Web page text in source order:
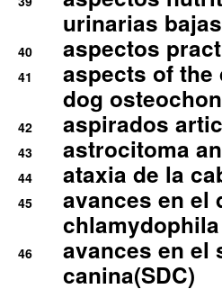
urinarias
40 aspectos
41
aspects of
dog
42 aspirados
43 astrocitoma
44 ataxia de la
45
avances en el
46
avances en el
canina(SDC)